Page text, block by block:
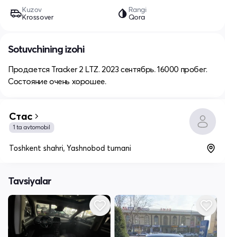
Kuzov
Krossover
Rangi
Qora
Sotuvchining izohi
Продается Tracker 2 LTZ. 2023 сентябрь. 16000 пробег.
Состояние очень хорошее.
Стас
1 ta avtomobil
Toshkent shahri, Yashnobod tumani
Tavsiyalar